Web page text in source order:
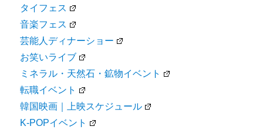
タイフェス
音楽フェス
芸能人ディナーショー
お笑いライブ
ミネラル・天然石・鉱物イベント
転職イベント
韓国映画｜上映スケジュール
K-POPイベント